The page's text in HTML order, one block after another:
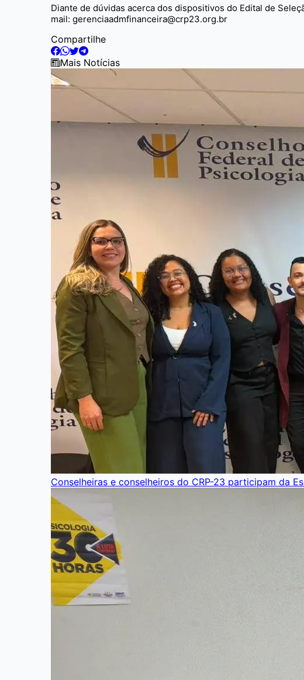
Diante de dúvidas acerca dos dispositivos do Edital de
mail: gerenciaadmfinanceira@crp23.org.br
Compartilhe
Mais Notícias
Conselheiras e conselheiros do CRP-23 participam da